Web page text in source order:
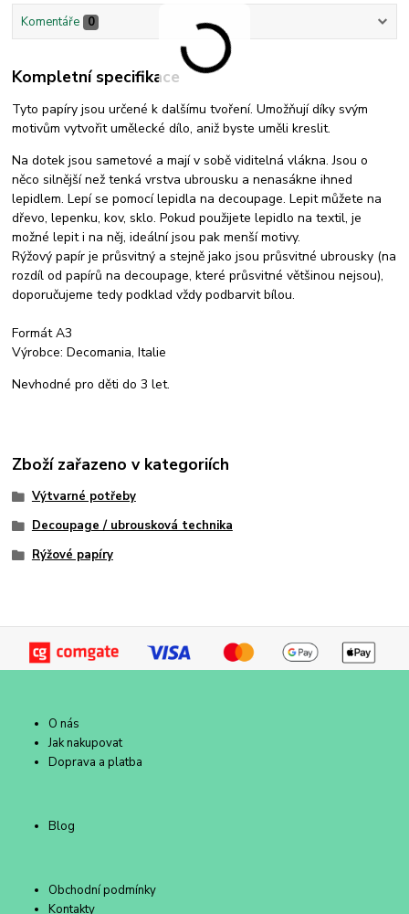
Komentáře 0
Kompletní specifikace
Tyto papíry jsou určené k dalšímu tvoření. Umožňují díky svým
motivům vytvořit umělecké dílo, aniž byste uměli kreslit.
Na dotek jsou sametové a mají v sobě viditelná vlákna. Jsou o
něco silnější než tenká vrstva ubrousku a nenasákne ihned
lepidlem. Lepí se pomocí lepidla na decoupage. Lepit můžete na
dřevo, lepenku, kov, sklo. Pokud použijete lepidlo na textil, je
možné lepit i na něj, ideální jsou pak menší motivy.
Rýžový papír je průsvitný a stejně jako jsou průsvitné ubrousky (na
rozdíl od papírů na decoupage, které průsvitné většinou nejsou),
doporučujeme tedy podklad vždy podbarvit bílou.
Formát A3
Výrobce: Decomania, Italie
Nevhodné pro děti do 3 let.
Zboží zařazeno v kategoriích
Výtvarné potřeby
Decoupage / ubrousková technika
Rýžové papíry
O nás
Jak nakupovat
Doprava a platba
Blog
Obchodní podmínky
Kontakty